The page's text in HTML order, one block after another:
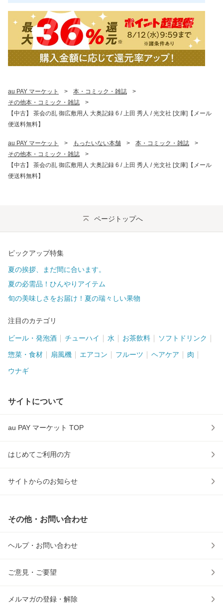
au PAY マーケット > 本・コミック・雑誌
>
その他本・コミック・雑誌
>
【中古】 茶会の乱 御広敷用人 大奥記録 6 / 上田 秀人 / 光文社 [文庫]【メール
便送料無料】
au PAY マーケット > もったいない本舗 > 本・コミック・雑誌
>
その他本・コミック・雑誌
>
【中古】 茶会の乱 御広敷用人 大奥記録 6 / 上田 秀人 / 光文社 [文庫]【メール
便送料無料】
ページトップへ
ピックアップ特集
夏の挨拶、まだ間に合います。
夏の必需品！ひんやりアイテム
旬の美味しさをお届け！夏の瑞々しい果物
注目のカテゴリ
ビール・発泡酒 チューハイ 水 お茶飲料 ソフトドリンク
惣菜・食材 扇風機 エアコン フルーツ ヘアケア 肉
ウナギ
サイトについて
au PAY マーケット TOP
はじめてご利用の方
サイトからのお知らせ
その他・お問い合わせ
ヘルプ・お問い合わせ
ご意見・ご要望
メルマガの登録・解除